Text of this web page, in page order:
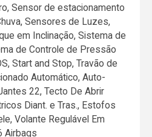
Sensor de estacionamento
Sensores de Luzes,
em Inclinação, Sistema de
de Controle de Pressão
Start and Stop, Travão de
Automático, Auto-
22, Tecto De Abrir
Diant. e Tras., Estofos
Volante Regulável Em
Airbags